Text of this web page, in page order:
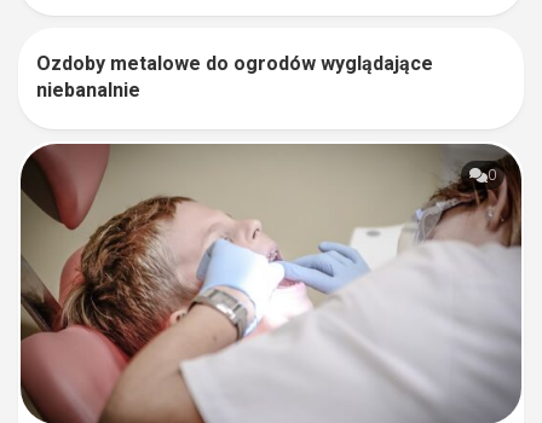
Ozdoby metalowe do ogrodów wyglądające
niebanalnie
0